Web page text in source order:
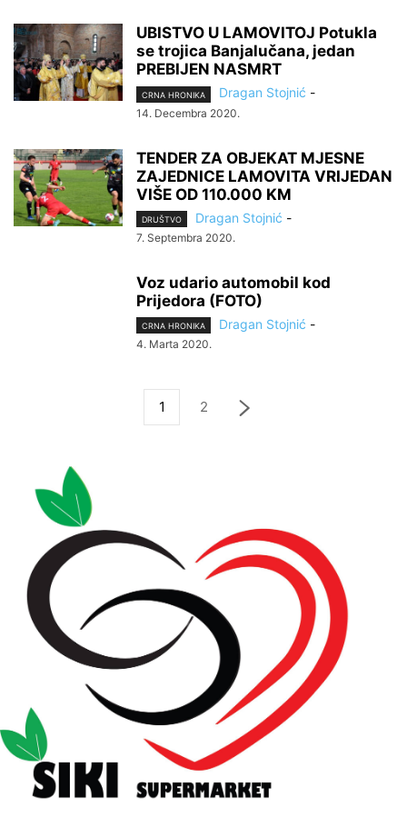
UBISTVO U LAMOVITOJ Potukla
se trojica Banjalučana, jedan
PREBIJEN NASMRT
CRNA HRONIKA Dragan Stojnić -
14. Decembra 2020.
TENDER ZA OBJEKAT MJESNE
ZAJEDNICE LAMOVITA VRIJEDAN
VIŠE OD 110.000 KM
DRUŠTVO Dragan Stojnić -
7. Septembra 2020.
Voz udario automobil kod
Prijedora (FOTO)
CRNA HRONIKA Dragan Stojnić -
4. Marta 2020.
1 2